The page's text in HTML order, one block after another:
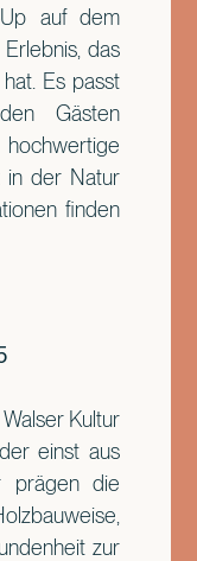
auf dem
das
Es passt
Gästen
in der Natur
finden
Kultur
einst aus
prägen die
zur